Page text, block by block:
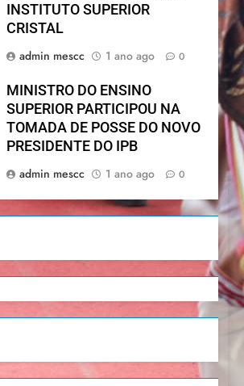
INSTITUTO SUPERIOR
CRISTAL
admin mescc
1 ano ago 0
MINISTRO DO ENSINO
SUPERIOR PARTICIPOU NA
TOMADA DE POSSE DO NOVO
PRESIDENTE DO IPB
admin mescc
1 ano ago 0